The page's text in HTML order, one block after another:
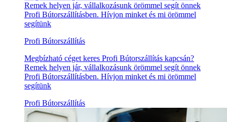
Remek helyen jár, vállalkozásunk örömmel segít önnek
Profi Bútorszállításben. Hívjon minket és mi örömmel
segítünk
Profi Bútorszállítás
Megbízható céget keres Profi Bútorszállítás kapcsán?
Remek helyen jár, vállalkozásunk örömmel segít önnek
Profi Bútorszállításben. Hívjon minket és mi örömmel
segítünk
Profi Bútorszállítás